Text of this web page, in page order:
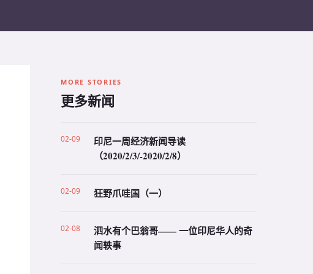
MORE STORIES
更多新闻
02-09
印尼一周经济新闻导读
（2020/2/3/-2020/2/8）
02-09 狂野爪哇国（一）
02-08
泗水有个巴翁哥—— 一位印尼华人的奇
闻轶事